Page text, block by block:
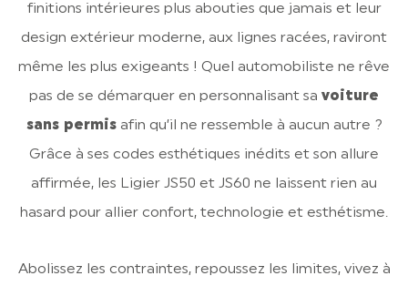
finitions intérieures plus abouties que jamais et leur
design extérieur moderne, aux lignes racées, raviront
même les plus exigeants ! Quel automobiliste ne rêve
pas de se démarquer en personnalisant sa voiture
sans permisafin qu’il ne ressemble à aucun autre ?
Grâce à ses codes esthétiques inédits et son allure
affirmée, les Ligier JS50 et JS60 ne laissent rien au
hasard pour allier confort, technologie et esthétisme.
Abolissez les contraintes, repoussez les limites, vivez à